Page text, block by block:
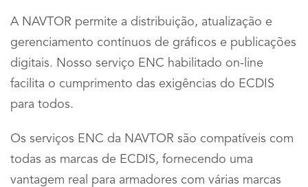
A NAVTOR permite a distribuição, atualização e
gerenciamento contínuos de gráficos e publicações
digitais. Nosso serviço ENC habilitado on-line
facilita o cumprimento das exigências do ECDIS
para todos.
Os serviços ENC da NAVTOR são compatíveis com
todas as marcas de ECDIS, fornecendo uma
vantagem real para armadores com várias marcas